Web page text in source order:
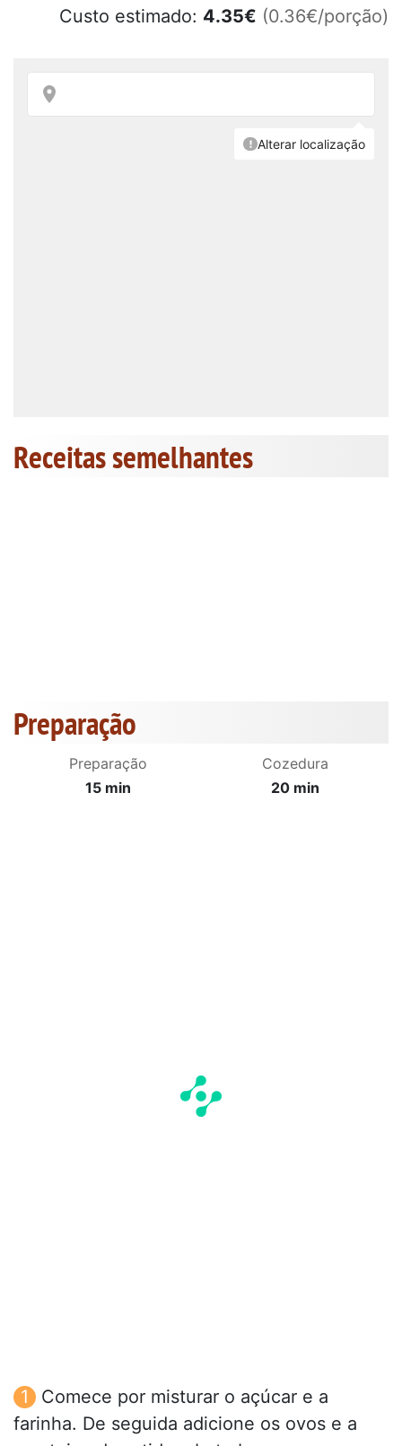
Custo estimado: 4.35€ (0.36€/porção)
Receitas semelhantes
Preparação
Preparação
15 min
Cozedura
20 min
Comece por misturar o açúcar e a
farinha. De seguida adicione os ovos e a